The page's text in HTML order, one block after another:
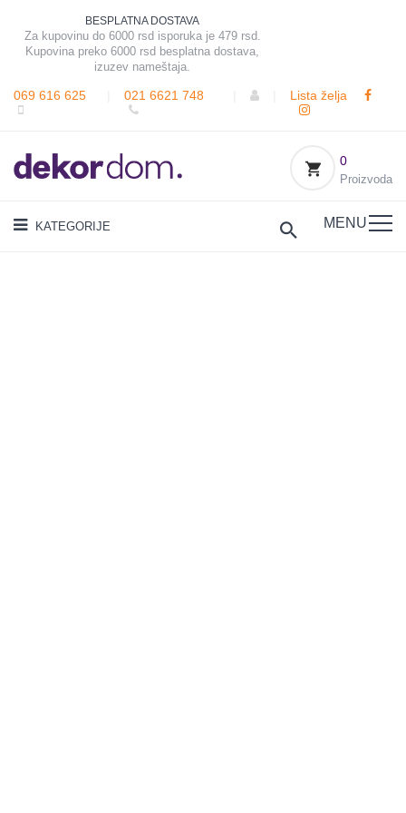
BESPLATNA DOSTAVA
Za kupovinu do 6000 rsd isporuka je 479 rsd.
Kupovina preko 6000 rsd besplatna dostava,
izuzev nameštaja.
069 616 625 021 6621 748 Lista želja
0
Proizvoda
KATEGORIJE MENU